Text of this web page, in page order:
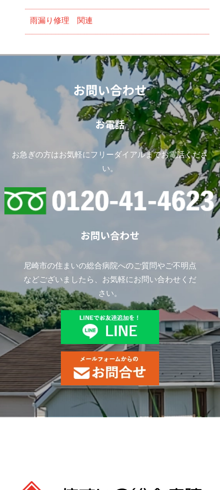
雨漏り修理 関連
お問い合わせ
お電話
お急ぎの方はお気軽にフリーダイアルまでお電話くださ
い。
お問い合わせ
尼崎市の住まいの総合病院へのご質問やご不明点
などございましたら、お気軽にお問い合わせくだ
さい。